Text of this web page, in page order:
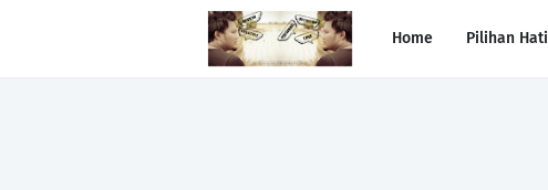
Home Pilihan Hati